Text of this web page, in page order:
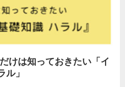
けは知っておきたい「イ
」